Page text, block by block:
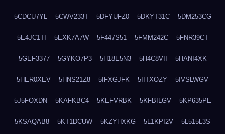
5CDCU7YL 5CWV233T 5DFYUFZ0 5DKYT31C 5DM253CG
5E4JC1TI 5EXK7A7W 5F447S51 5FMM242C 5FNR39CT
5GEF3377 5GYKO7P3 5H18E5N3 5H4C8VII 5HANI4XK
5HER0XEV 5HNS21Z8 5IFXGJFK 5IITXOZY 5IVSLWGV
5J5FOXDN 5KAFKBC4 5KEFVRBK 5KFBILGV 5KP635PE
5KSAQAB8 5KT1DCUW 5KZYHXKG 5L1KPI2V 5L515L3S